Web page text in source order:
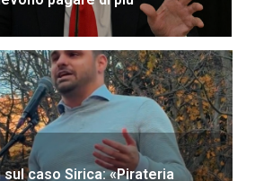
caso Sirica: «Pirateria